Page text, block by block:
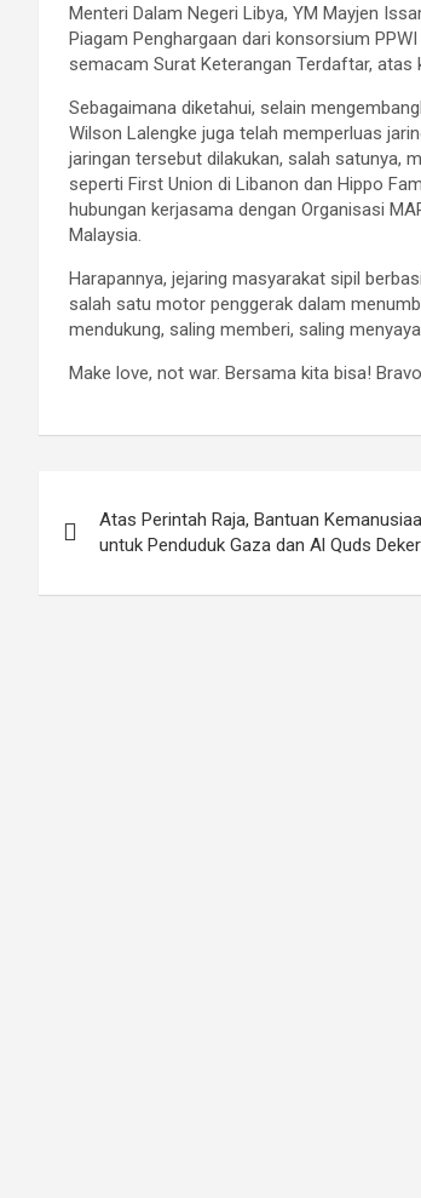
Menteri Dalam Negeri Libya, YM Mayjen
Piagam Penghargaan dari konsorsium
semacam Surat Keterangan Terdaftar, atas
Sebagaimana diketahui, selain
Wilson Lalengke juga telah memperluas
jaringan tersebut dilakukan, salah satunya,
seperti First Union di Libanon dan Hippo
hubungan kerjasama dengan Organisasi
Malaysia.
Harapannya, jejaring masyarakat sipil
salah satu motor penggerak dalam
mendukung, saling memberi, saling
Make love, not war. Bersama kita bisa!
navigation
Atas Perintah Raja, Bantuan
untuk Penduduk Gaza dan Al Quds